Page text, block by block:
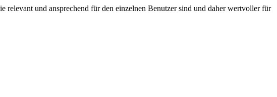
und ansprechend für den einzelnen Benutzer sind und daher wertvoller für